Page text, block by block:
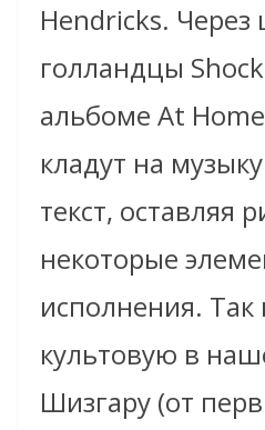
Hendricks. Через
голландцы
альбоме At
кладут на
текст, оставляя
некоторые
исполнения.
культовую в
Шизгару (от